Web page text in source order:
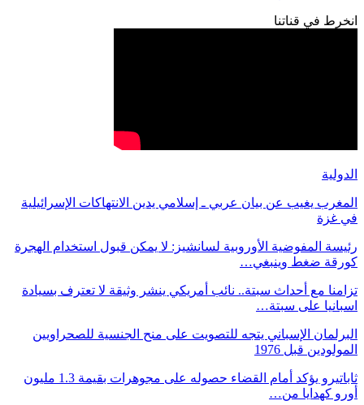
انخرط في قناتنا
الدولية
المغرب يغيب عن بيان عربي ـ إسلامي يدين الانتهاكات الإسرائيلية
في غزة
رئيسة المفوضية الأوروبية لسانشيز: لا يمكن قبول استخدام الهجرة
كورقة ضغط وينبغي…
تزامنا مع أحداث سبتة.. نائب أمريكي ينشر وثيقة لا تعترف بسيادة
اسبانيا على سبتة…
البرلمان الإسباني يتجه للتصويت على منح الجنسية للصحراويين
المولودين قبل 1976
ثاباتيرو يؤكد أمام القضاء حصوله على مجوهرات بقيمة 1.3 مليون
أورو كهدايا من…